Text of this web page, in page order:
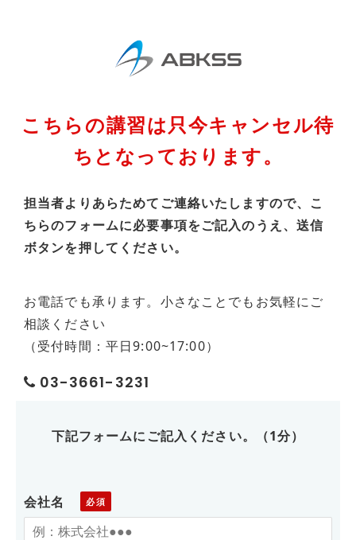
こちらの講習は只今キャンセル待
ちとなっております。
担当者よりあらためてご連絡いたしますので、こ
ちらのフォームに必要事項をご記入のうえ、送信
ボタンを押してください。
お電話でも承ります。小さなことでもお気軽にご
相談ください
（受付時間：平日9:00~17:00）
03-3661-3231
下記フォームにご記入ください。（1分）
会社名